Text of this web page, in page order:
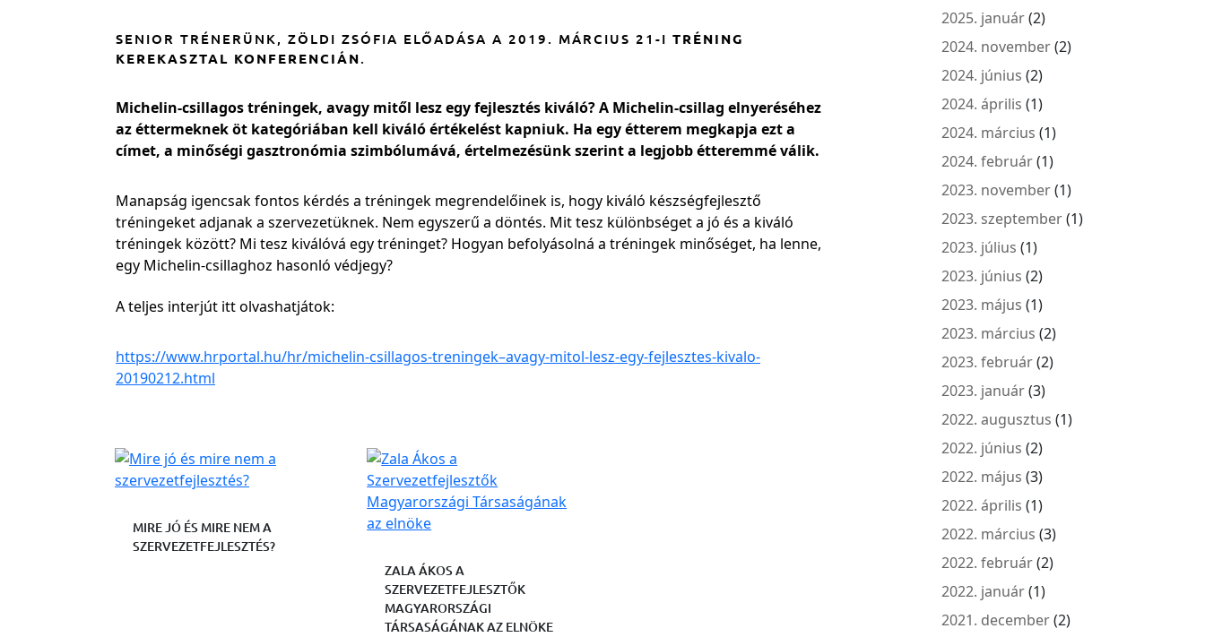
SENIOR TRÉNERÜNK, ZÖLDI ZSÓFIA ELŐADÁSA A 2019. MÁRCIUS 21-I TRÉNING
KEREKASZTAL KONFERENCIÁN.
Michelin-csillagos tréningek, avagy mitől lesz egy fejlesztés kiváló? A Michelin-csillag elnyeréséhez
az éttermeknek öt kategóriában kell kiváló értékelést kapniuk. Ha egy étterem megkapja ezt a
címet, a minőségi gasztronómia szimbólumává, értelmezésünk szerint a legjobb étteremmé válik.
Manapság igencsak fontos kérdés a tréningek megrendelőinek is, hogy kiváló készségfejlesztő
tréningeket adjanak a szervezetüknek. Nem egyszerű a döntés. Mit tesz különbséget a jó és a kiváló
tréningek között? Mi tesz kiválóvá egy tréninget? Hogyan befolyásolná a tréningek minőséget, ha lenne,
egy Michelin-csillaghoz hasonló védjegy?
A teljes interjút itt olvashatjátok:
https://www.hrportal.hu/hr/michelin-csillagos-treningek–avagy-mitol-lesz-egy-fejlesztes-kivalo-
20190212.html
MIRE JÓ ÉS MIRE NEM A
SZERVEZETFEJLESZTÉS?
ZALA ÁKOS A
SZERVEZETFEJLESZTŐK
MAGYARORSZÁGI
TÁRSASÁGÁNAK AZ ELNÖKE
2025. január(2)
2024. november(2)
2024. június (2)
2024. április (1)
2024. március (1)
2024. február(1)
2023. november(1)
2023. szeptember(1)
2023. július (1)
2023. június (2)
2023. május (1)
2023. március (2)
2023. február(2)
2023. január(3)
2022. augusztus (1)
2022. június (2)
2022. május (3)
2022. április (1)
2022. március (3)
2022. február(2)
2022. január(1)
2021. december(2)